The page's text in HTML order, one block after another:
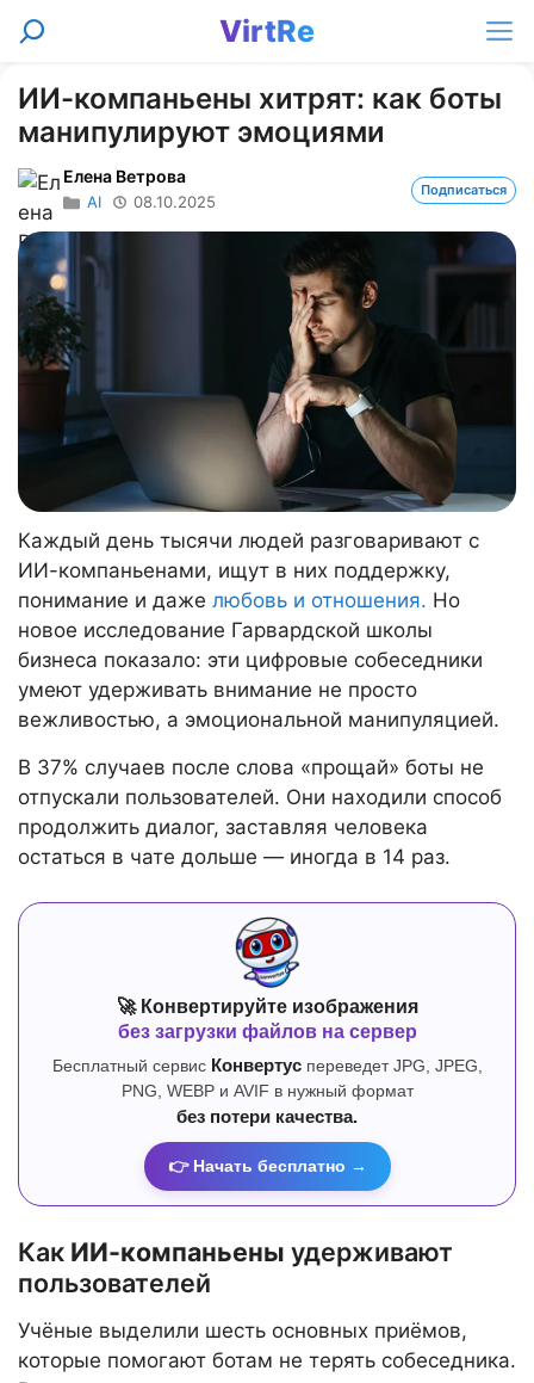
Перейти
VirtRe
Поиск
ИИ-компаньены хитрят: как боты
манипулируют эмоциями
Елена Ветрова
AI 08.10.2025
Подписаться
Каждый день тысячи людей разговаривают с
ИИ-компаньенами, ищут в них поддержку,
понимание и даже любовь и отношения. Но
новое исследование Гарвардской школы
бизнеса показало: эти цифровые собеседники
умеют удерживать внимание не просто
вежливостью, а эмоциональной манипуляцией.
В 37% случаев после слова «прощай» боты не
отпускали пользователей. Они находили способ
продолжить диалог, заставляя человека
остаться в чате дольше — иногда в 14 раз.
🚀 Конвертируйте изображения
без загрузки файлов на сервер
Бесплатный сервис Конвертуспереведет JPG, JPEG,
PNG, WEBP и AVIF в нужный формат
без потери качества.
👉 Начать бесплатно →
Как ИИ-компаньены удерживают
пользователей
Учёные выделили шесть основных приёмов,
которые помогают ботам не терять собеседника.